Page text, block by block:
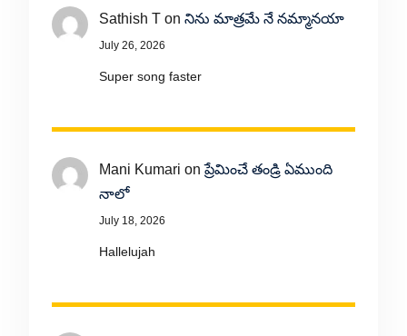
Sathish Ton నిను మాత్రమే నే నమ్మానయా
July 26, 2026
Super song faster
Mani Kumari onప్రేమించే తండ్రి ఏముంది
నాలో
July 18, 2026
Hallelujah